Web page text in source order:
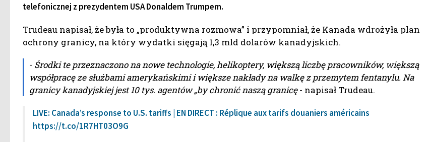
telefonicznej z prezydentem USA Donaldem Trumpem.
Trudeau napisał, że była to „produktywna rozmowa” i przypomniał, że Kanada wdrożyła plan
ochrony granicy, na który wydatki sięgają 1,3 mld dolarów kanadyjskich.
- Środki te przeznaczono na nowe technologie, helikoptery, większą liczbę pracowników, większą
współpracę ze służbami amerykańskimi i większe nakłady na walkę z przemytem fentanylu. Na
granicy kanadyjskiej jest 10 tys. agentów „by chronić naszą granicę- napisał Trudeau.
LIVE: Canada’s response to U.S. tariffs | EN DIRECT : Réplique aux tarifs douaniers américains
https://t.co/1R7HT03O9G